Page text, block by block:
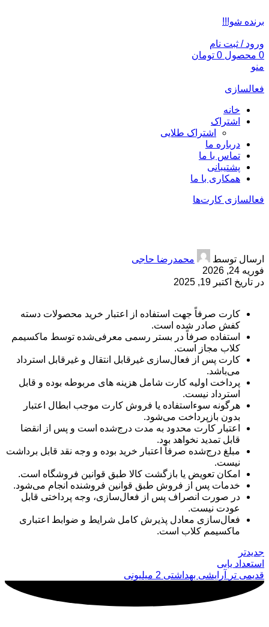
برنده شو!!!
ورود / ثبت نام
0 محصول 0 تومان
منو
فعالسازی
خانه
اشتراک
اشتراک طلایی
درباره ما
تماس با ما
پشتیبانی
همکاری با ما
فعالسازی کارت‌ها
ارسال توسط
محمدرضا حاجی
فوریه 24, 2026
در تاریخ اکتبر 19, 2025
کارت صرفاً جهت استفاده از اعتبار خرید محصولات دسته
کفش صادر شده است.
استفاده صرفاً در بستر رسمی معرفی‌شده توسط ماکسیمم
کلاب مجاز است.
کارت پس از فعال‌سازی غیرقابل انتقال و غیرقابل استرداد
می‌باشد.
پرداخت اولیه کارت شامل هزینه های مربوطه بوده و قابل
استرداد نیست.
هرگونه سوءاستفاده یا فروش کارت موجب ابطال اعتبار
بدون بازپرداخت می‌شود.
اعتبار کارت محدود به مدت درج‌شده است و پس از انقضا
قابل تمدید نخواهد بود.
مبلغ درج‌شده صرفاً اعتبار خرید بوده و وجه نقد قابل برداشت
نیست.
امکان تعویض یا بازگشت کالا طبق قوانین فروشگاه است.
خدمات پس از فروش طبق قوانین فروشنده انجام می‌شود.
در صورت انصراف پس از فعال‌سازی، وجه پرداختی قابل
عودت نیست.
فعال‌سازی معادل پذیرش کامل شرایط و ضوابط اعتباری
ماکسیمم کلاب است.
جدیدتر
استعداد یابی
قدیمی تر
آرایشی بهداشتی 2 میلیونی